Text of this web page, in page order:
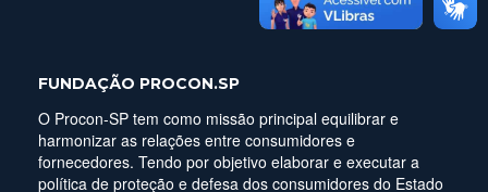
FUNDAÇÃO PROCON.SP
O Procon-SP tem como missão principal equilibrar e
harmonizar as relações entre consumidores e
fornecedores. Tendo por objetivo elaborar e executar a
política de proteção e defesa dos consumidores do Estado